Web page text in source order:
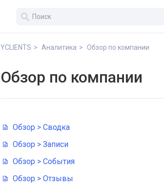
search
YCLIENTS Аналитика Обзор по компании
Обзор по компании
Обзор > Сводка
Обзор > Записи
Обзор > События
Обзор > Отзывы